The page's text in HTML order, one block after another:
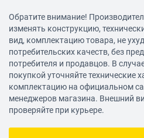
Обратите внимание!
изменять конструкцию,
вид, комплектацию товара, не
потребительских качеств, без
потребителя и продавцов. В
покупкой уточняйте технические
комплектацию на официальном
менеджеров магазина. Внешний
проверяйте при курьере.